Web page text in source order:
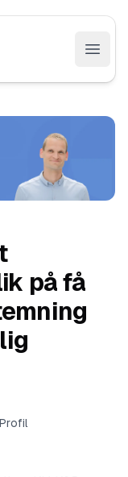
Open
på få